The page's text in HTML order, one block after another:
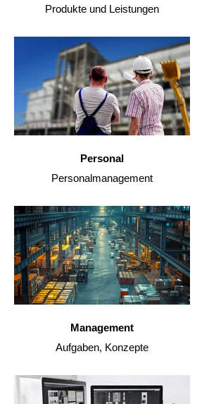
Produkte und Leistungen
Personal
Personalmanagement
Management
Aufgaben, Konzepte